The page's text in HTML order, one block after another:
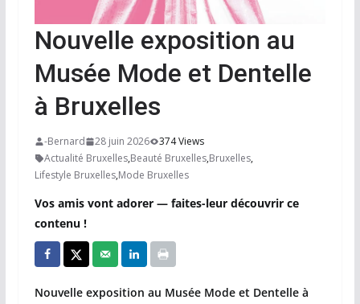
Nouvelle exposition au
Musée Mode et Dentelle
à Bruxelles
-Bernard 28 juin 2026
374 Views
Actualité Bruxelles,Beauté Bruxelles,Bruxelles,
Lifestyle Bruxelles,Mode Bruxelles
Vos amis vont adorer — faites-leur découvrir ce
contenu !
Nouvelle exposition au Musée Mode et Dentelle à